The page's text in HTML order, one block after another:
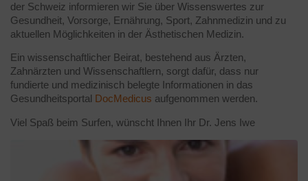
der Schweiz informieren wir Sie über Wissenswertes zur
Gesundheit, Vorsorge, Ernährung, Sport, Zahnmedizin und zu
aktuellen Möglichkeiten in der Ästhetischen Medizin.
Ein wissenschaftlicher Beirat, bestehend aus Ärzten,
Zahnärzten und Wissenschaftlern, sorgt dafür, dass nur
fundierte und medizinisch belegte Informationen in das
Gesundheitsportal DocMedicus aufgenommen werden.
Viel Spaß beim Surfen, wünscht Ihnen Ihr Dr. Jens Iwe